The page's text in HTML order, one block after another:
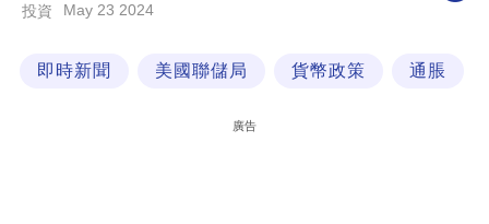
科
投資 May 23 2024
即時新聞 美國聯儲局 貨幣政策 通脹
廣告